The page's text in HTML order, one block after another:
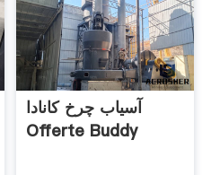
آسیاب چرخ کانادا
Offerte Buddy